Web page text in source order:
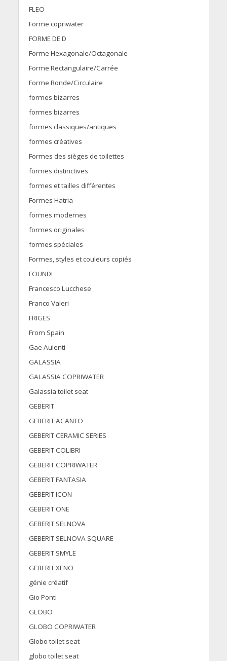
FLEO
Forme copriwater
FORME DE D
Forme Hexagonale/Octagonale
Forme Rectangulaire/Carrée
Forme Ronde/Circulaire
formes bizarres
formes bizarres
formes classiques/antiques
formes créatives
Formes des sièges de toilettes
formes distinctives
formes et tailles différentes
Formes Hatria
formes modernes
formes originales
formes spéciales
Formes, styles et couleurs copiés
FOUND!
Francesco Lucchese
Franco Valeri
FRIGES
From Spain
Gae Aulenti
GALASSIA
GALASSIA COPRIWATER
Galassia toilet seat
GEBERIT
GEBERIT ACANTO
GEBERIT CERAMIC SERIES
GEBERIT COLIBRI
GEBERIT COPRIWATER
GEBERIT FANTASIA
GEBERIT ICON
GEBERIT ONE
GEBERIT SELNOVA
GEBERIT SELNOVA SQUARE
GEBERIT SMYLE
GEBERIT XENO
génie créatif
Gio Ponti
GLOBO
GLOBO COPRIWATER
Globo toilet seat
globo toilet seat